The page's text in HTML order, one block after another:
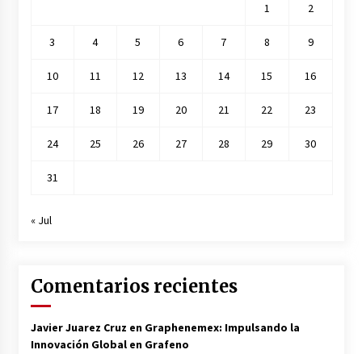
1
2
3 4 5 6 7 8 9
10 11 12 13 14 15 16
17 18 19 20 21 22 23
24 25 26 27 28 29 30
31
« Jul
Comentarios recientes
Javier Juarez Cruz en Graphenemex: Impulsando la
Innovación Global en Grafeno